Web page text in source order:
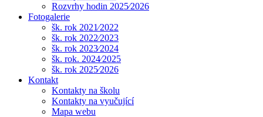
Rozvrhy hodin 2025⁄2026
Fotogalerie
šk. rok 2021⁄2022
šk. rok 2022⁄2023
šk. rok 2023⁄2024
šk. rok. 2024⁄2025
šk. rok 2025⁄2026
Kontakt
Kontakty na školu
Kontakty na vyučující
Mapa webu